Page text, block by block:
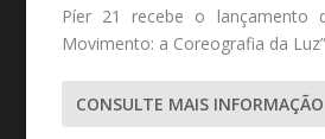
Píer 21 recebe o lançamento
Movimento: a Coreografia da
CONSULTE MAIS INFORMAÇÃO